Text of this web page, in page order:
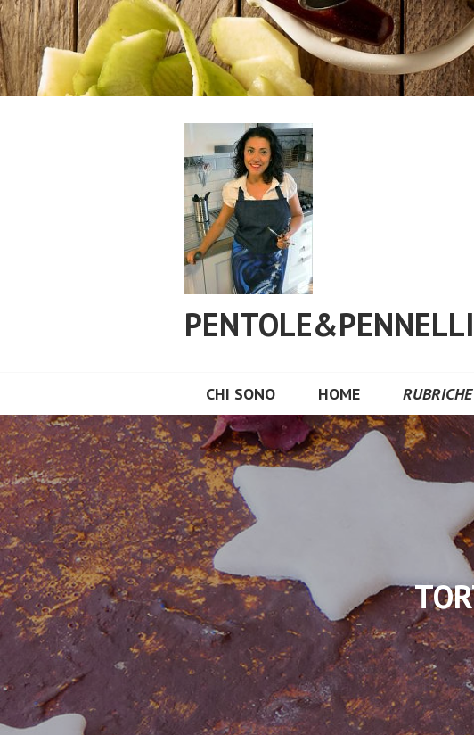
Vai
al
contenuto
PENTOLE&PENNELLI
CHI SONO HOME RUBRICHE